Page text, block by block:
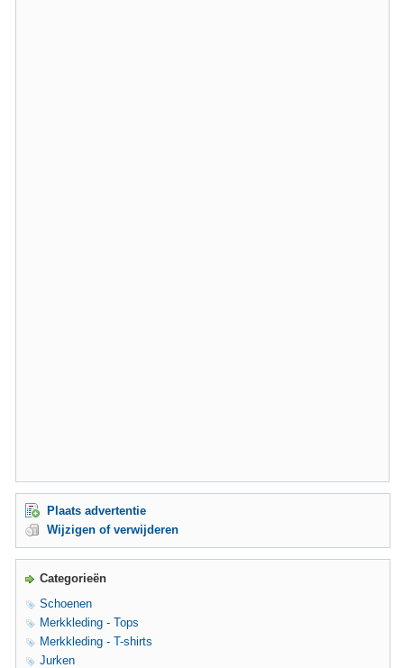
Plaats advertentie
Wijzigen of verwijderen
Categorieën
Schoenen
Merkkleding - Tops
Merkkleding - T-shirts
Jurken